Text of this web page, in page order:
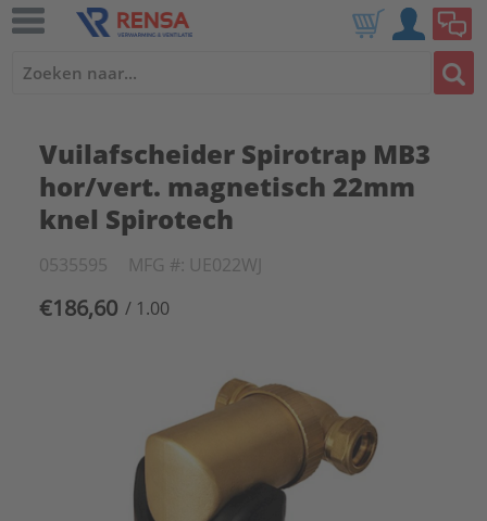
Vuilafscheider Spirotrap MB3
hor/vert. magnetisch 22mm
knel Spirotech
0535595 MFG #: UE022WJ
€186,60 / 1.00